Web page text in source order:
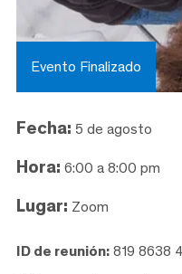
Evento Finalizado
Fecha: 5 de agosto
Hora: 6:00 a 8:00 pm
Lugar: Zoom
ID de reunión: 819 8638